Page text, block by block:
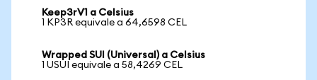
Keep3rV1 a Celsius
1 KP3R equivale a 64,6598 CEL
Wrapped SUI (Universal) a Celsius
1 USUI equivale a 58,4269 CEL